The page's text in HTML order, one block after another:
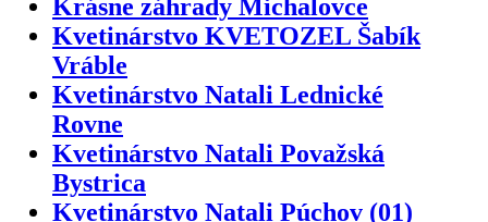
Krásne záhrady Michalovce
Kvetinárstvo KVETOZEL Šabík
Vráble
Kvetinárstvo Natali Lednické
Rovne
Kvetinárstvo Natali Považská
Bystrica
Kvetinárstvo Natali Púchov (01)